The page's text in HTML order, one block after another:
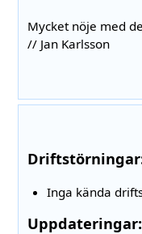
Mycket nöje med
// Jan Karlsson
Inga kända
Uppdateringar: